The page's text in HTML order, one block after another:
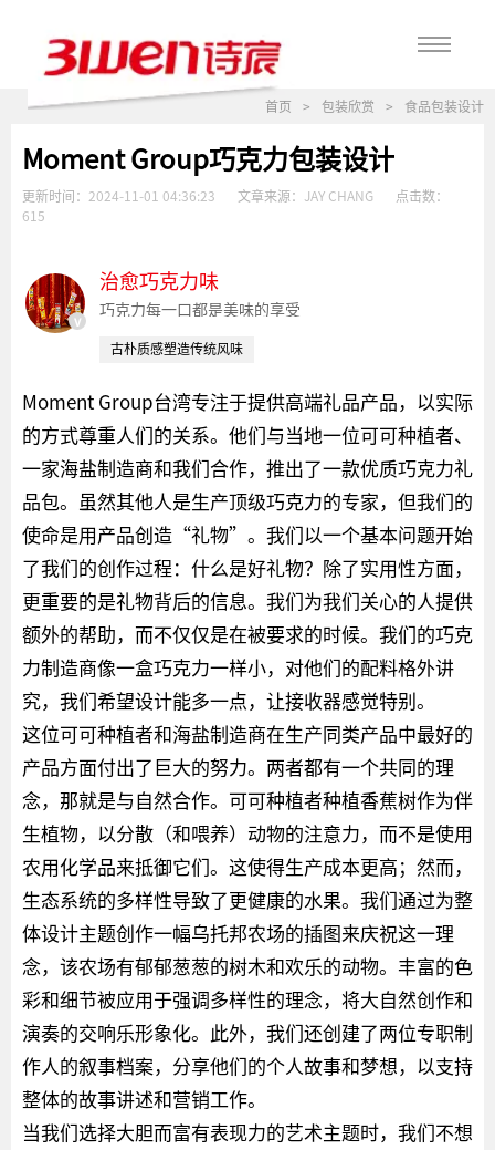
首页 > 包装欣赏 > 食品包装设计
Moment Group巧克力包装设计
更新时间： 2024-11-01 04:36:23 文章来源： JAY CHANG
点击数：
615
v
治愈巧克力味
巧克力每一口都是美味的享受
古朴质感塑造传统风味
Moment Group台湾专注于提供高端礼品产品，以实际
的方式尊重人们的关系。他们与当地一位可可种植者、
一家海盐制造商和我们合作，推出了一款优质巧克力礼
品包。虽然其他人是生产顶级巧克力的专家，但我们的
使命是用产品创造“礼物”。我们以一个基本问题开始
了我们的创作过程：什么是好礼物？除了实用性方面，
更重要的是礼物背后的信息。我们为我们关心的人提供
额外的帮助，而不仅仅是在被要求的时候。我们的巧克
力制造商像一盒巧克力一样小，对他们的配料格外讲
究，我们希望设计能多一点，让接收器感觉特别。
这位可可种植者和海盐制造商在生产同类产品中最好的
产品方面付出了巨大的努力。两者都有一个共同的理
念，那就是与自然合作。可可种植者种植香蕉树作为伴
生植物，以分散（和喂养）动物的注意力，而不是使用
农用化学品来抵御它们。这使得生产成本更高；然而，
生态系统的多样性导致了更健康的水果。我们通过为整
体设计主题创作一幅乌托邦农场的插图来庆祝这一理
念，该农场有郁郁葱葱的树木和欢乐的动物。丰富的色
彩和细节被应用于强调多样性的理念，将大自然创作和
演奏的交响乐形象化。此外，我们还创建了两位专职制
作人的叙事档案，分享他们的个人故事和梦想，以支持
整体的故事讲述和营销工作。
当我们选择大胆而富有表现力的艺术主题时，我们不想